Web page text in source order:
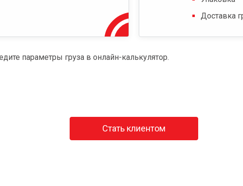
Доставка
параметры груза в онлайн-калькулятор.
Стать клиентом